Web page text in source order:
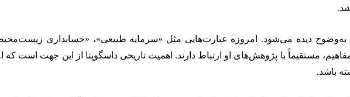
به‌وضوح دیده می‌شود. امروزه عبارت‌هایی مثل «سرمایه طبیعی»، «حسابداری
مستقیماً با پژوهش‌های او ارتباط دارند. اهمیت تاریخی داسگوپتا از این جهت است که او
باشد.